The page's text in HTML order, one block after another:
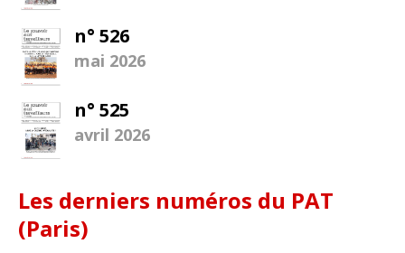
n° 526
mai 2026
n° 525
avril 2026
Les derniers numéros du PAT
(Paris)